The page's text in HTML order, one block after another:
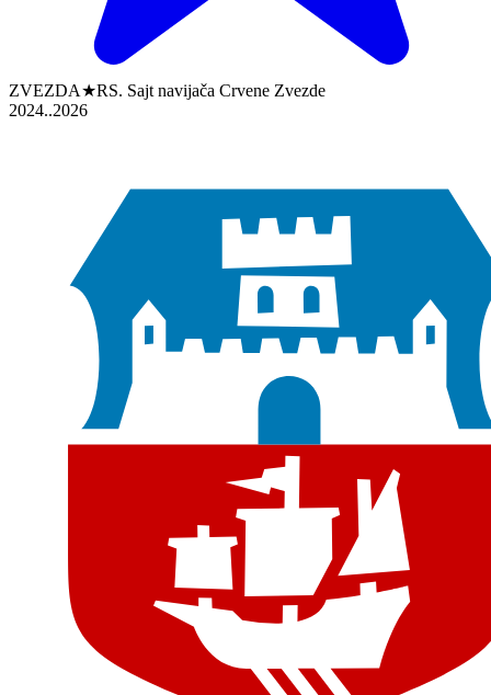
ZVEZDA★RS. Sajt navijača Crvene Zvezde
2024..2026